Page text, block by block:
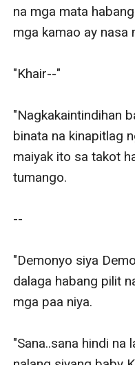
na mga mata
mga kamao ay nasa
"Khair--"
"Nagkakaintindihan
binata na kinapitlag
maiyak ito sa takot
tumango.
--
"Demonyo siya
dalaga habang pilit
mga paa niya.
"Sana..sana hindi na